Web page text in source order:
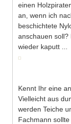
einen
an, wenn ich
beschichtete
anschauen soll?
wieder kaputt ...
Kennt Ihr eine
Vielleicht aus
werden Teiche
Fachmann